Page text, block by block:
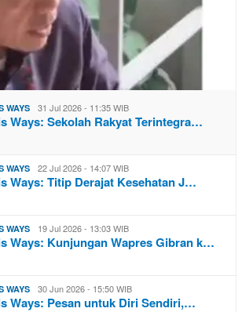
WAYS 31 Jul 2026 - 11:35 WIB
Ways: Sekolah Rakyat Terintegra…
WAYS 22 Jul 2026 - 14:07 WIB
Ways: Titip Derajat Kesehatan J…
WAYS 19 Jul 2026 - 13:03 WIB
Ways: Kunjungan Wapres Gibran k…
WAYS 30 Jun 2026 - 15:50 WIB
Ways: Pesan untuk Diri Sendiri,…